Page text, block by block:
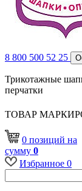
8 800 500 52 25
Трикотажные
перчатки
ТОВАР
0 позиций на
сумму 0
Избранное 0